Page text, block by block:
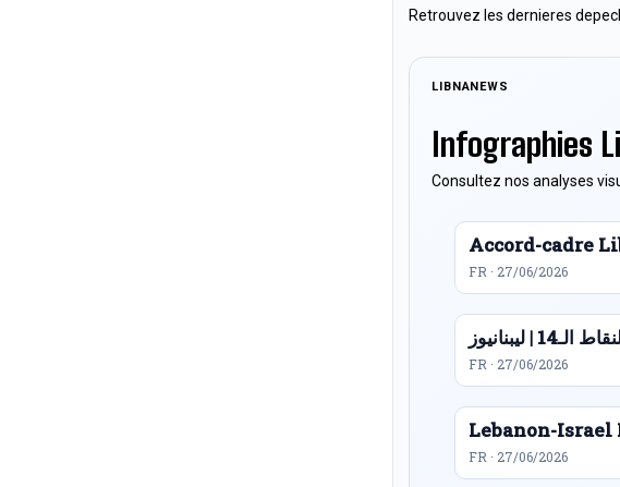
Retrouvez les dernieres
LIBNANEWS
Infographies
Consultez nos analyses
Accord-cadre
FR · 27/06/2026
FR · 27/06/2026
Lebanon-Israel
FR · 27/06/2026